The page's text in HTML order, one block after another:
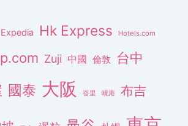
Expedia Hk Express Hotels.com
Zuji 中國 倫敦 台中
國泰 大阪 峇里 峴港 布吉